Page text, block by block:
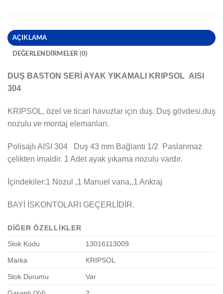
AÇIKLAMA
DEĞERLENDIRMELER (0)
DUŞ BASTON SERİ AYAK YIKAMALI KRIPSOL AISI
304
KRIPSOL, özel ve ticari havuzlar için duş. Duş gövdesi,duş
nozulu ve montaj elemanları.
Polisajlı AISI 304 Duş 43 mm Bağlantı 1/2 Paslanmaz
çelikten imaldir. 1 Adet ayak yıkama nozulu vardır.
İçindekiler:1 Nozul ,1 Manuel vana,,1 Ankraj
BAYİ İSKONTOLARI GEÇERLİDİR.
DIĞER ÖZELLIKLER
Stok Kodu
13016113009
Marka KRIPSOL
Stok Durumu Var